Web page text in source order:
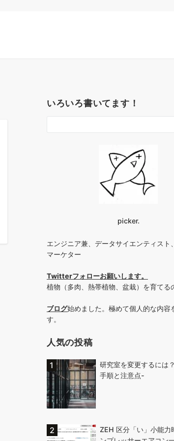
いろいろ書いてます！
picker.
エンジニア兼、データサイエンティスト
マーケター
Twitterフォローお願いします。
植物（多肉、熱帯植物、盆栽）を育てる
ブログ始めました。極めて個人的な内容
す。
人気の投稿
研究室を変更するには
手順と注意点-
ZEH 区分「い」小能力